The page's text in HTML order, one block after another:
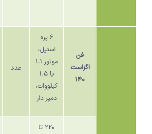
فن
اگزاست
۱۴۰
۶ پره
استیل،
موتور ۱.۱
یا۱.۵
کیلووات،
دمپر دار
عدد
۲۲۰ تا